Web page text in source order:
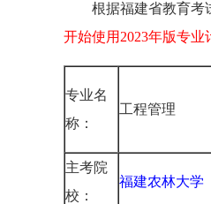
根据福建省教育考
开始使用2023年版专业
专业名
称：
工程管理
主考院
校：
福建农林大学